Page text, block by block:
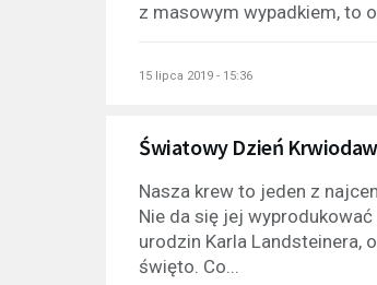
z masowym wypadkiem, to
15 lipca 2019 - 15:36
Światowy Dzień
Nasza krew to jeden z
Nie da się jej
urodzin Karla Landsteinera,
święto. Co...